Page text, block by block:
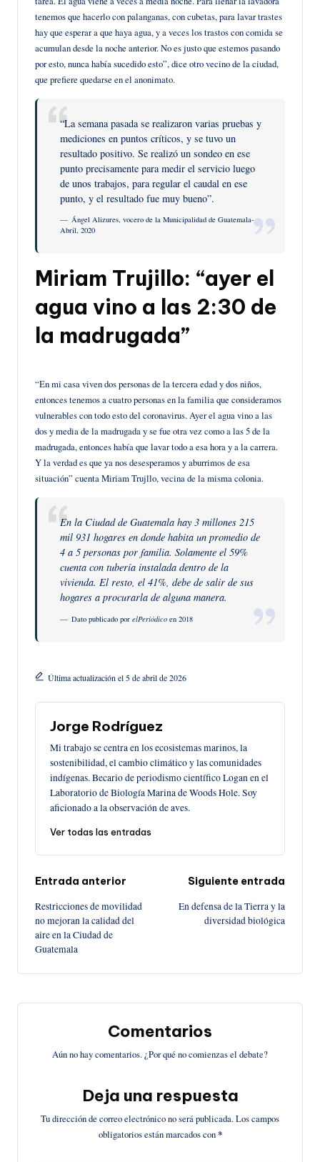
tenemos que hacerlo con palanganas, con cubetas, para lavar trastes
hay que esperar a que haya agua, y a veces los trastos con comida se
acumulan desde la noche anterior. No es justo que estemos pasando
por esto, nunca había sucedido esto”, dice otro vecino de la ciudad,
que prefiere quedarse en el anonimato.
“La semana pasada se realizaron varias pruebas y
mediciones en puntos críticos, y se tuvo un
resultado positivo. Se realizó un sondeo en ese
punto precisamente para medir el servicio luego
de unos trabajos, para regular el caudal en ese
punto, y el resultado fue muy bueno”.
Ángel Alizures, vocero de la Municipalidad de Guatemala-
Abril, 2020
Miriam Trujillo: “ayer el
agua vino a las 2:30 de
la madrugada”
“En mi casa viven dos personas de la tercera edad y dos niños,
entonces tenemos a cuatro personas en la familia que consideramos
vulnerables con todo esto del coronavirus. Ayer el agua vino a las
dos y media de la madrugada y se fue otra vez como a las 5 de la
madrugada, entonces había que lavar todo a esa hora y a la carrera.
Y la verdad es que ya nos desesperamos y aburrimos de esa
situación” cuenta Miriam Trujllo, vecina de la misma colonia.
En la Ciudad de Guatemala hay 3 millones 215
mil 931 hogares en donde habita un promedio de
4 a 5 personas por familia. Solamente el 59%
cuenta con tubería instalada dentro de la
vivienda. El resto, el 41%, debe de salir de sus
hogares a procurarla de alguna manera.
Dato publicado por elPeriódicoen 2018
Última actualización el 5 de abril de 2026
Jorge Rodríguez
Mi trabajo se centra en los ecosistemas marinos, la
sostenibilidad, el cambio climático y las comunidades
indígenas. Becario de periodismo científico Logan en el
Laboratorio de Biología Marina de Woods Hole. Soy
aficionado a la observación de aves.
Ver todas las entradas
Navegación
de
entradas
Entrada anterior
Restricciones de movilidad
no mejoran la calidad del
aire en la Ciudad de
Guatemala
Siguiente entrada
En defensa de la Tierra y la
diversidad biológica
Comentarios
Aún no hay comentarios. ¿Por qué no comienzas el debate?
Deja una respuesta
Tu dirección de correo electrónico no será publicada.Los campos
obligatorios están marcados con*